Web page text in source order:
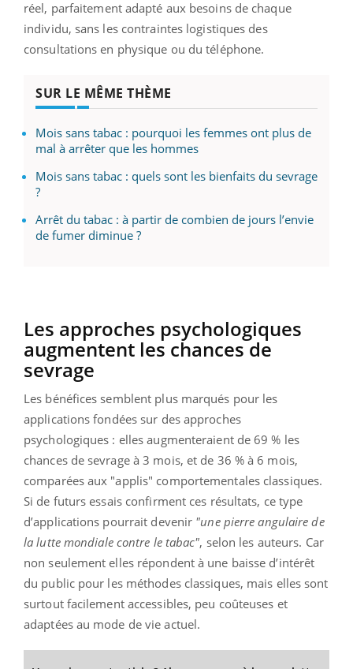
réel, parfaitement adapté aux besoins de chaque
individu, sans les contraintes logistiques des
consultations en physique ou du téléphone.
SUR LE MÊME THÈME
Mois sans tabac : pourquoi les femmes ont plus de
mal à arrêter que les hommes
Mois sans tabac : quels sont les bienfaits du sevrage
?
Arrêt du tabac : à partir de combien de jours l’envie
de fumer diminue ?
Les approches psychologiques
augmentent les chances de
sevrage
Les bénéfices semblent plus marqués pour les
applications fondées sur des approches
psychologiques : elles augmenteraient de 69 % les
chances de sevrage à 3 mois, et de 36 % à 6 mois,
comparées aux "applis" comportementales classiques.
Si de futurs essais confirment ces résultats, ce type
d’applications pourrait devenir "une pierre angulaire de
la lutte mondiale contre le tabac", selon les auteurs. Car
non seulement elles répondent à une baisse d’intérêt
du public pour les méthodes classiques, mais elles sont
surtout facilement accessibles, peu coûteuses et
adaptées au mode de vie actuel.